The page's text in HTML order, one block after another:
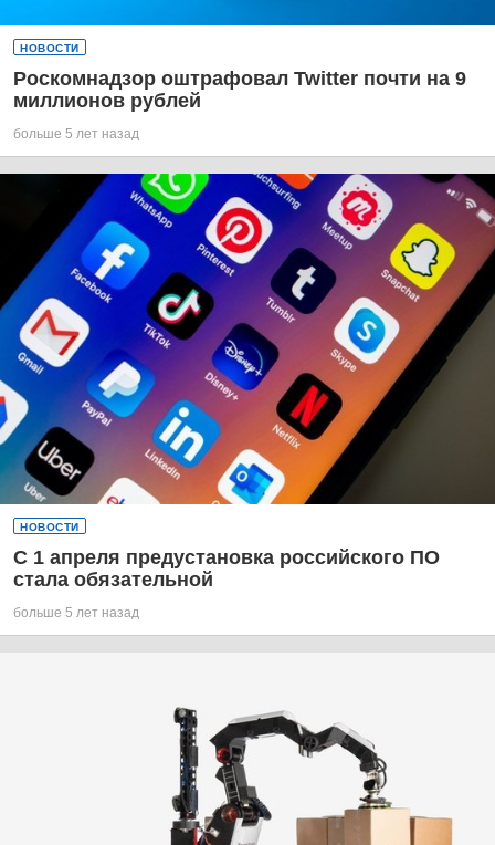
НОВОСТИ
Роскомнадзор оштрафовал Twitter почти на 9
миллионов рублей
больше 5 лет назад
НОВОСТИ
С 1 апреля предустановка российского ПО
стала обязательной
больше 5 лет назад